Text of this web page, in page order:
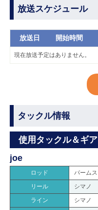
放送スケジュール
放送日 開始時間
現在放送予定はありません。
タックル情報
使用タックル＆ギア
joe
ロッド パームス
リール
シマノ
ライン
シマノ